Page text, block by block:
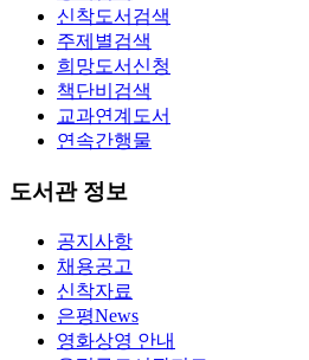
신착도서검색
주제별검색
희망도서신청
책단비검색
교과연계도서
연속간행물
도서관 정보
공지사항
채용공고
신착자료
은평News
영화상영 안내